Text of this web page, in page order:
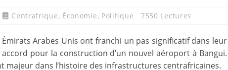
Centrafrique, Économie, Politique 7550 Lectures
Arabes Unis ont franchi un pas significatif dans leur
pour la construction d’un nouvel aéroport à Bangui.
majeur dans l’histoire des infrastructures centrafricaines.